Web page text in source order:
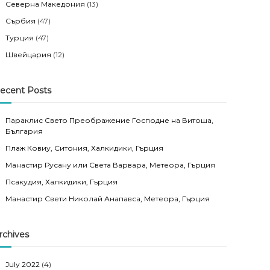
Северна Македония (13)
Сърбия (47)
Турция (47)
Швейцария (12)
Posts
Параклис Свето Преображение Господне на Витоша,
България
Плаж Ковиу, Ситония, Халкидики, Гърция
Манастир Русану или Света Варвара, Метеора, Гърция
Псакудия, Халкидики, Гърция
Манастир Свети Николай Анапавса, Метеора, Гърция
July 2022 (4)